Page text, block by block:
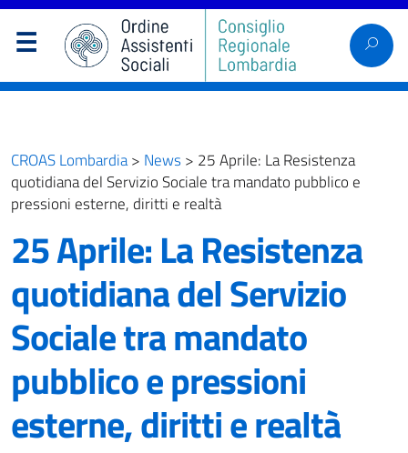
CROAS Lombardia> News > 25 Aprile: La Resistenza
quotidiana del Servizio Sociale tra mandato pubblico e
pressioni esterne, diritti e realtà
25 Aprile: La Resistenza
quotidiana del Servizio
Sociale tra mandato
pubblico e pressioni
esterne, diritti e realtà